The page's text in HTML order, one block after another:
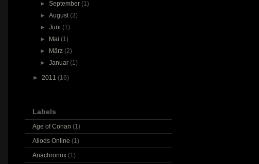
►September (1)
►August (3)
►Juni (1)
► Mai (1)
► März (2)
►Januar (1)
► 2011 (16)
Labels
Age of Conan (1)
Allods Online (1)
Anachronox (1)